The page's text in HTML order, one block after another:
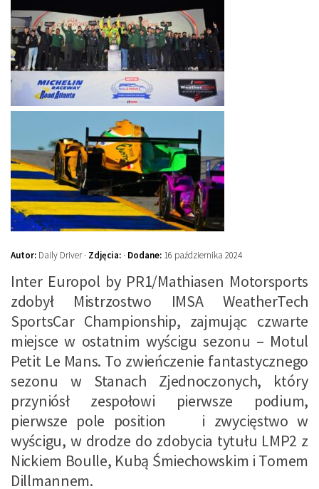
Autor: Daily Driver · Zdjęcia: · Dodane: 16 października 2024
Inter Europol by PR1/Mathiasen Motorsports
zdobył Mistrzostwo IMSA WeatherTech
SportsCar Championship, zajmując czwarte
miejsce w ostatnim wyścigu sezonu – Motul
Petit Le Mans. To zwieńczenie fantastycznego
sezonu w Stanach Zjednoczonych, który
przyniósł zespołowi pierwsze podium,
pierwsze pole position i zwycięstwo w
wyścigu, w drodze do zdobycia tytułu LMP2 z
Nickiem Boulle, Kubą Śmiechowskim i Tomem
Dillmannem.